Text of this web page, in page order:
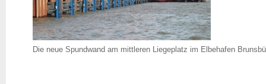
Die neue Spundwand am mittleren Liegeplatz im Elbehafen